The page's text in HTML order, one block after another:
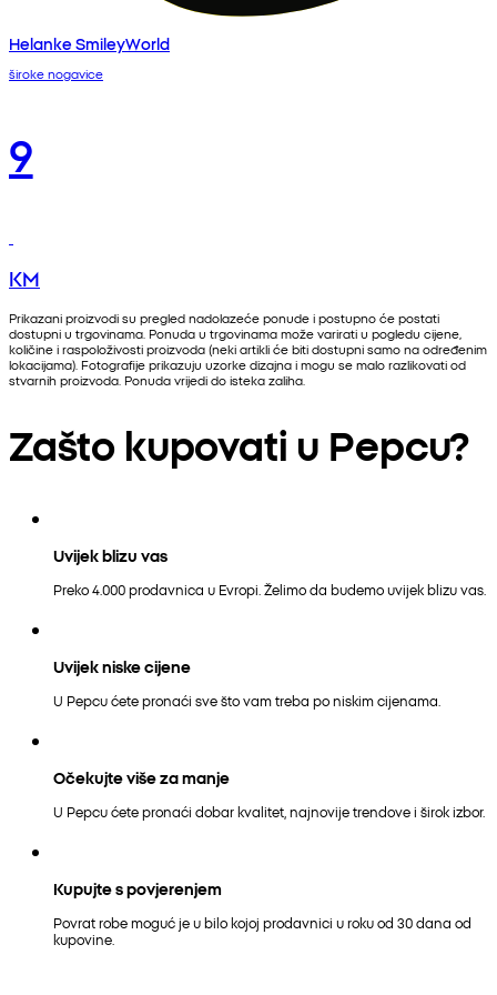
Helanke SmileyWorld
široke nogavice
9
KM
Prikazani proizvodi su pregled nadolazeće ponude i postupno će postati
dostupni u trgovinama. Ponuda u trgovinama može varirati u pogledu cijene,
količine i raspoloživosti proizvoda (neki artikli će biti dostupni samo na određenim
lokacijama). Fotografije prikazuju uzorke dizajna i mogu se malo razlikovati od
stvarnih proizvoda. Ponuda vrijedi do isteka zaliha.
Zašto kupovati u Pepcu?
Uvijek blizu vas
Preko 4.000 prodavnica u Evropi. Želimo da budemo uvijek blizu vas.
Uvijek niske cijene
U Pepcu ćete pronaći sve što vam treba po niskim cijenama.
Očekujte više za manje
U Pepcu ćete pronaći dobar kvalitet, najnovije trendove i širok izbor.
Kupujte s povjerenjem
Povrat robe moguć je u bilo kojoj prodavnici u roku od 30 dana od
kupovine.